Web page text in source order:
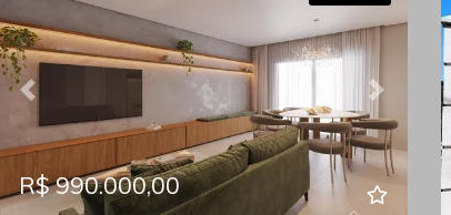
Previous Next
R$ 990.000,00